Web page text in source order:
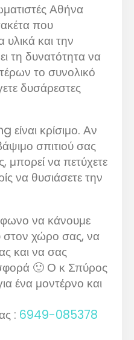
Αθήνα
που
και την
τη δυνατότητα να
το συνολικό
δυσάρεστες
κρίσιμο. Αν
σπιτιού σας
μπορεί να πετύχετε
να θυσιάσετε την
να κάνουμε
στον χώρο σας, να
και να σας
🙂 Ο κ Σπύρος
ένα μοντέρνο και
: 6949-085378